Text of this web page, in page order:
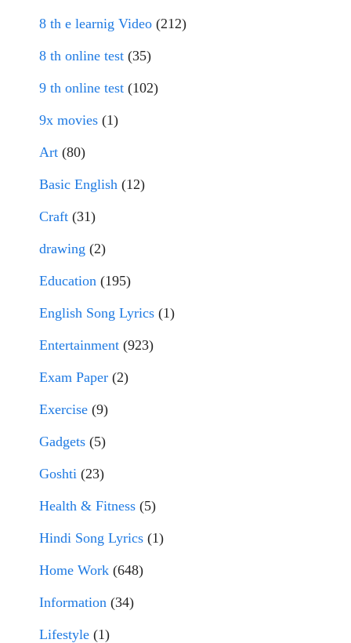
8 th e learnig Video (212)
8 th online test (35)
9 th online test (102)
9x movies (1)
Art (80)
Basic English (12)
Craft (31)
drawing (2)
Education (195)
English Song Lyrics (1)
Entertainment (923)
Exam Paper (2)
Exercise (9)
Gadgets (5)
Goshti (23)
Health & Fitness (5)
Hindi Song Lyrics (1)
Home Work (648)
Information (34)
Lifestyle (1)